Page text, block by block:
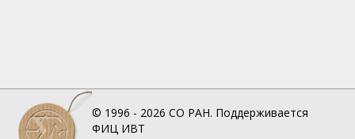
© 1996 - 2026 СО РАН. Поддерживается
ФИЦ ИВТ